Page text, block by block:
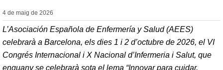
4 de maig de 2026
L’Asociación Española de Enfermería y Salud (AEES)
celebrarà a Barcelona, els dies 1 i 2 d’octubre de 2026, el VI
Congrés Internacional i X Nacional d’Infermeria i Salut, que
enguany se celebrarà sota el lema “Innovar para cuidar.